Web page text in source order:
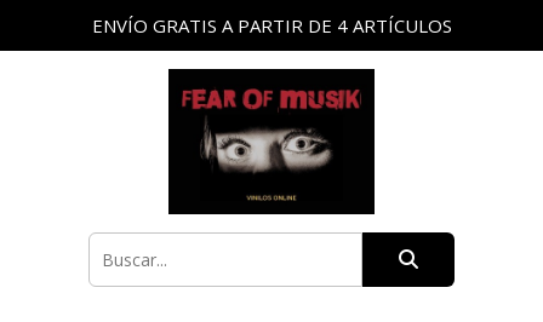
ENVÍO GRATIS A PARTIR DE 4 ARTÍCULOS